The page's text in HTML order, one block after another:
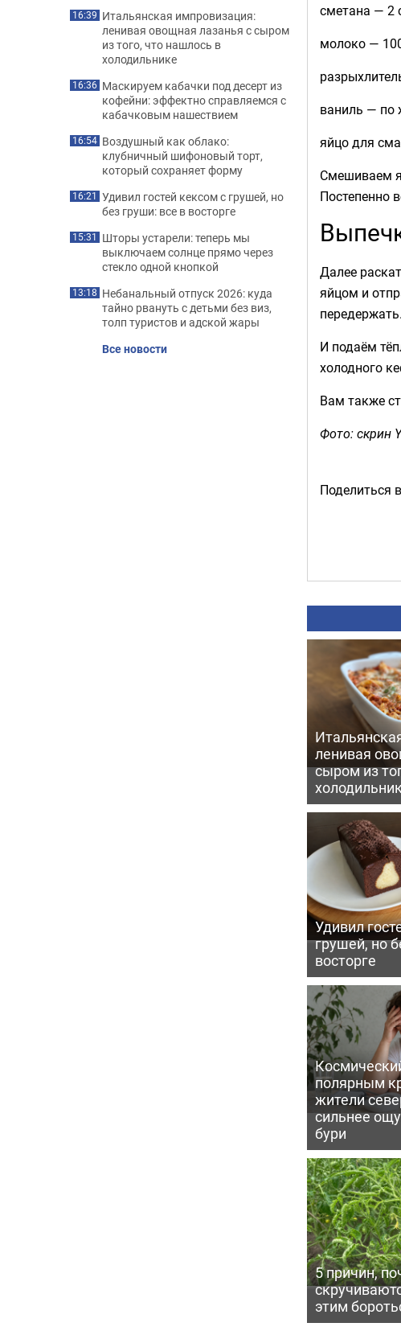
сметана — 2
молоко —
ваниль — по
яйцо для
Смешиваем
Постепенно
Далее
яйцом и
передержать.
И подаём
холодного
Вам также
Фото: скрин
Поделиться
ленивая
сыром из
Удивил
грушей, но
восторге
полярным
жители
сильнее
бури
5 причин,
этим
16:39 Итальянская импровизация:
ленивая овощная лазанья с сыром
из того, что нашлось в
холодильнике
16:36 Маскируем кабачки под десерт из
кофейни: эффектно справляемся с
кабачковым нашествием
16:54 Воздушный как облако:
клубничный шифоновый торт,
который сохраняет форму
16:21 Удивил гостей кексом с грушей, но
без груши: все в восторге
15:31 Шторы устарели: теперь мы
выключаем солнце прямо через
стекло одной кнопкой
13:18 Небанальный отпуск 2026: куда
тайно рвануть с детьми без виз,
толп туристов и адской жары
Все новости